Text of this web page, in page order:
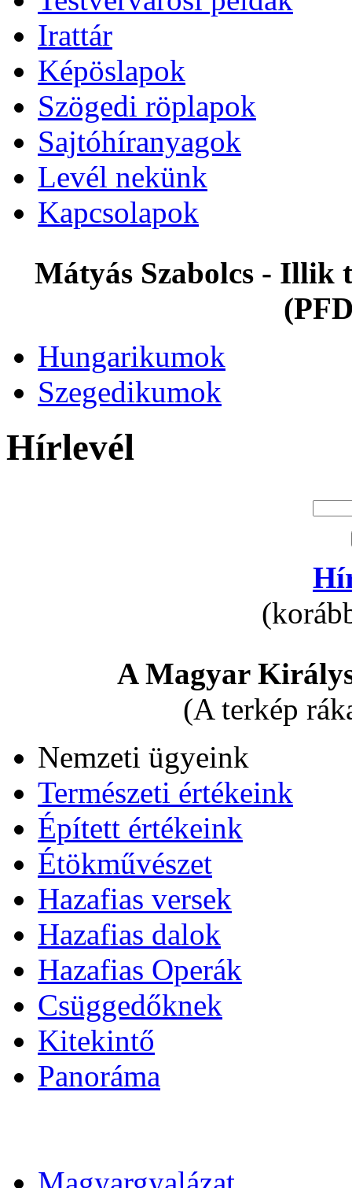
Irattár
Képöslapok
Szögedi röplapok
Sajtóhíranyagok
Levél nekünk
Kapcsolapok
Mátyás Szabolcs - Illik
Hungarikumok
Szegedikumok
Hírlevél
A Magyar
(A terkép
Nemzeti ügyeink
Természeti értékeink
Épített értékeink
Étökművészet
Hazafias versek
Hazafias dalok
Hazafias Operák
Csüggedőknek
Kitekintő
Panoráma